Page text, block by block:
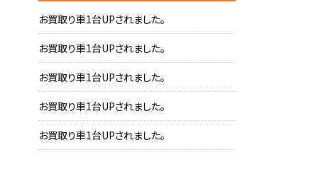
お買取り車1台UPされました。
お買取り車1台UPされました。
お買取り車1台UPされました。
お買取り車1台UPされました。
お買取り車1台UPされました。